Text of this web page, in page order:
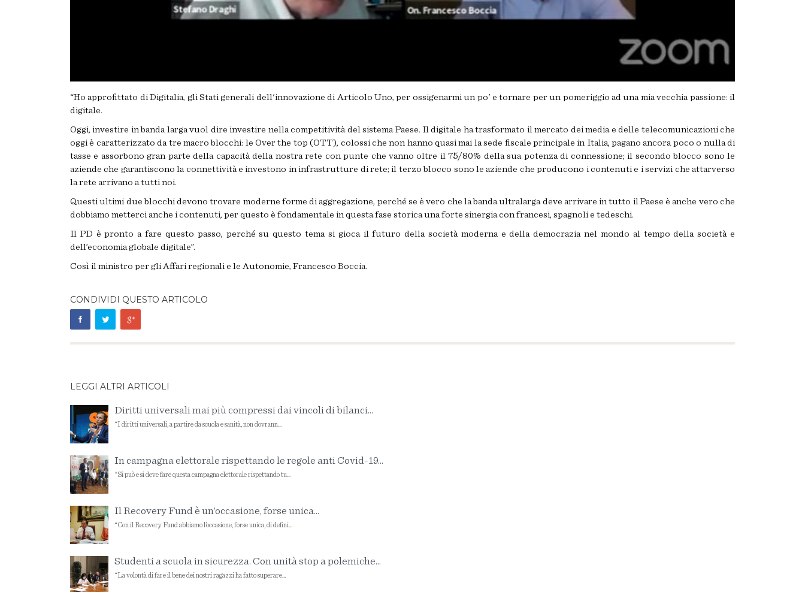
“Ho approfittato di Digitalia, gli Stati generali dell'innovazione di Articolo Uno, per ossigenarmi un po' e tornare per un pomeriggio ad una mia vecchia passione: il
digitale.
Oggi, investire in banda larga vuol dire investire nella competitività del sistema Paese. Il digitale ha trasformato il mercato dei media e delle telecomunicazioni che
oggi è caratterizzato da tre macro blocchi: le Over the top (OTT), colossi che non hanno quasi mai la sede fiscale principale in Italia, pagano ancora poco o nulla di
tasse e assorbono gran parte della capacità della nostra rete con punte che vanno oltre il 75/80% della sua potenza di connessione; il secondo blocco sono le
aziende che garantiscono la connettività e investono in infrastrutture di rete; il terzo blocco sono le aziende che producono i contenuti e i servizi che attarverso
la rete arrivano a tutti noi.
Questi ultimi due blocchi devono trovare moderne forme di aggregazione, perché se è vero che la banda ultralarga deve arrivare in tutto il Paese è anche vero che
dobbiamo metterci anche i contenuti, per questo è fondamentale in questa fase storica una forte sinergia con francesi, spagnoli e tedeschi.
Il PD è pronto a fare questo passo, perché su questo tema si gioca il futuro della società moderna e della democrazia nel mondo al tempo della società e
dell’economia globale digitale”.
Così il ministro per gli Affari regionali e le Autonomie, Francesco Boccia.
CONDIVIDI QUESTO ARTICOLO
LEGGI ALTRI ARTICOLI
Diritti universali mai più compressi dai vincoli di bilanci...
“I diritti universali, a partire da scuola e sanità, non dovrann...
In campagna elettorale rispettando le regole anti Covid-19...
“Si può e si deve fare questa campagna elettorale rispettando tu...
Il Recovery Fund è un’occasione, forse unica...
“Con il Recovery Fund abbiamo l’occasione, forse unica, di defini...
Studenti a scuola in sicurezza. Con unità stop a polemiche...
“La volontà di fare il bene dei nostri ragazzi ha fatto superare...